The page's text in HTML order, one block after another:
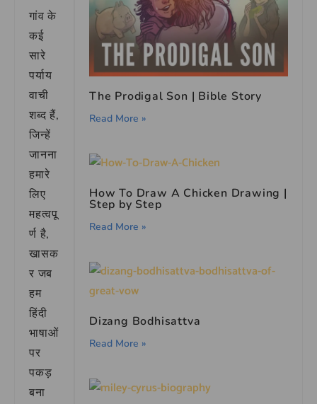
गांव के
कई
सारे
पर्याय
वाची
शब्द हैं,
जिन्हें
जानना
हमारे
लिए
महत्वपू
र्ण है,
खासक
र जब
हम
हिंदी
भाषाओं
पर
पकड़
बना
The Prodigal Son | Bible Story
Read More »
How To Draw A Chicken Drawing |
Step by Step
Read More »
Dizang Bodhisattva
Read More »